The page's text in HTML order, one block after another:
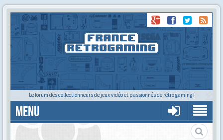
Le forum des collectionneurs de jeux vidéo et passionnés de rétro gaming !
MENU
Tu cherches quelqu'un ?